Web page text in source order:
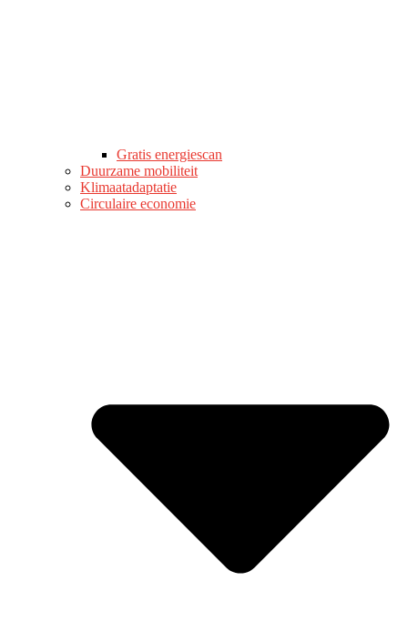
Gratis energiescan
Duurzame mobiliteit
Klimaatadaptatie
Circulaire economie